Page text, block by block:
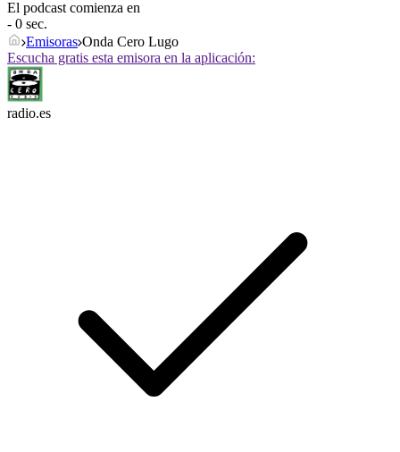
El podcast comienza en
- 0 sec.
Emisoras Onda Cero Lugo
Escucha gratis esta emisora en la aplicación:
radio.es